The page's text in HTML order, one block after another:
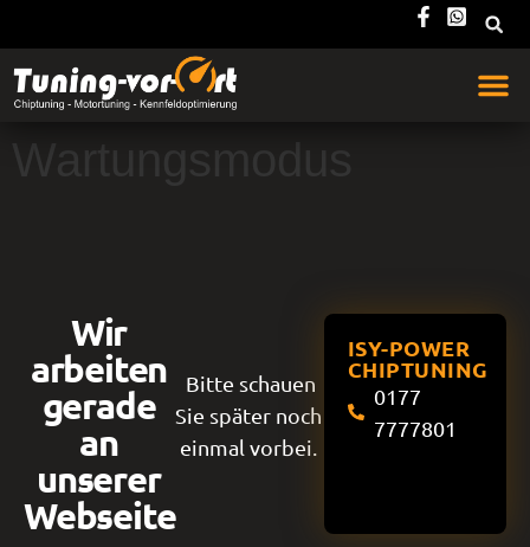
Wartungsmodus
Wir
arbeiten
gerade
an
unserer
Webseite
Bitte schauen
Sie später noch
einmal vorbei.
ISY-POWER
CHIPTUNING
0177
7777801